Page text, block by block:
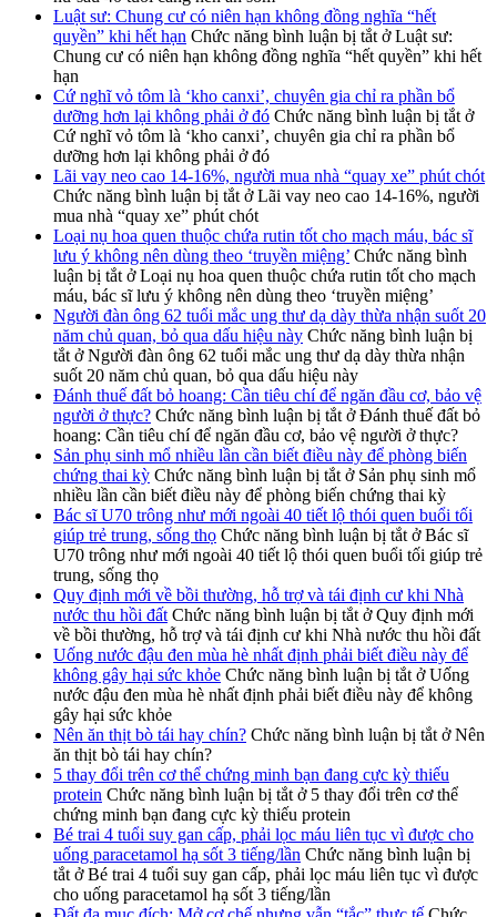
Luật sư: Chung cư có niên hạn không đồng nghĩa “hết
quyền” khi hết hạn Chức năng bình luận bị tắt ở Luật sư:
Chung cư có niên hạn không đồng nghĩa “hết quyền” khi hết
hạn
Cứ nghĩ vỏ tôm là ‘kho canxi’, chuyên gia chỉ ra phần bổ
dưỡng hơn lại không phải ở đó Chức năng bình luận bị tắt ở
Cứ nghĩ vỏ tôm là ‘kho canxi’, chuyên gia chỉ ra phần bổ
dưỡng hơn lại không phải ở đó
Lãi vay neo cao 14-16%, người mua nhà “quay xe” phút chót
Chức năng bình luận bị tắt ở Lãi vay neo cao 14-16%, người
mua nhà “quay xe” phút chót
Loại nụ hoa quen thuộc chứa rutin tốt cho mạch máu, bác sĩ
lưu ý không nên dùng theo ‘truyền miệng’ Chức năng bình
luận bị tắt ở Loại nụ hoa quen thuộc chứa rutin tốt cho mạch
máu, bác sĩ lưu ý không nên dùng theo ‘truyền miệng’
Người đàn ông 62 tuổi mắc ung thư dạ dày thừa nhận suốt 20
năm chủ quan, bỏ qua dấu hiệu này Chức năng bình luận bị
tắt ở Người đàn ông 62 tuổi mắc ung thư dạ dày thừa nhận
suốt 20 năm chủ quan, bỏ qua dấu hiệu này
Đánh thuế đất bỏ hoang: Cần tiêu chí để ngăn đầu cơ, bảo vệ
người ở thực? Chức năng bình luận bị tắt ở Đánh thuế đất bỏ
hoang: Cần tiêu chí để ngăn đầu cơ, bảo vệ người ở thực?
Sản phụ sinh mổ nhiều lần cần biết điều này để phòng biến
chứng thai kỳ Chức năng bình luận bị tắt ở Sản phụ sinh mổ
nhiều lần cần biết điều này để phòng biến chứng thai kỳ
Bác sĩ U70 trông như mới ngoài 40 tiết lộ thói quen buổi tối
giúp trẻ trung, sống thọ Chức năng bình luận bị tắt ở Bác sĩ
U70 trông như mới ngoài 40 tiết lộ thói quen buổi tối giúp trẻ
trung, sống thọ
Quy định mới về bồi thường, hỗ trợ và tái định cư khi Nhà
nước thu hồi đất Chức năng bình luận bị tắt ở Quy định mới
về bồi thường, hỗ trợ và tái định cư khi Nhà nước thu hồi đất
Uống nước đậu đen mùa hè nhất định phải biết điều này để
không gây hại sức khỏe Chức năng bình luận bị tắt ở Uống
nước đậu đen mùa hè nhất định phải biết điều này để không
gây hại sức khỏe
Nên ăn thịt bò tái hay chín? Chức năng bình luận bị tắt ở Nên
ăn thịt bò tái hay chín?
5 thay đổi trên cơ thể chứng minh bạn đang cực kỳ thiếu
protein Chức năng bình luận bị tắt ở 5 thay đổi trên cơ thể
chứng minh bạn đang cực kỳ thiếu protein
Bé trai 4 tuổi suy gan cấp, phải lọc máu liên tục vì được cho
uống paracetamol hạ sốt 3 tiếng/lần Chức năng bình luận bị
tắt ở Bé trai 4 tuổi suy gan cấp, phải lọc máu liên tục vì được
cho uống paracetamol hạ sốt 3 tiếng/lần